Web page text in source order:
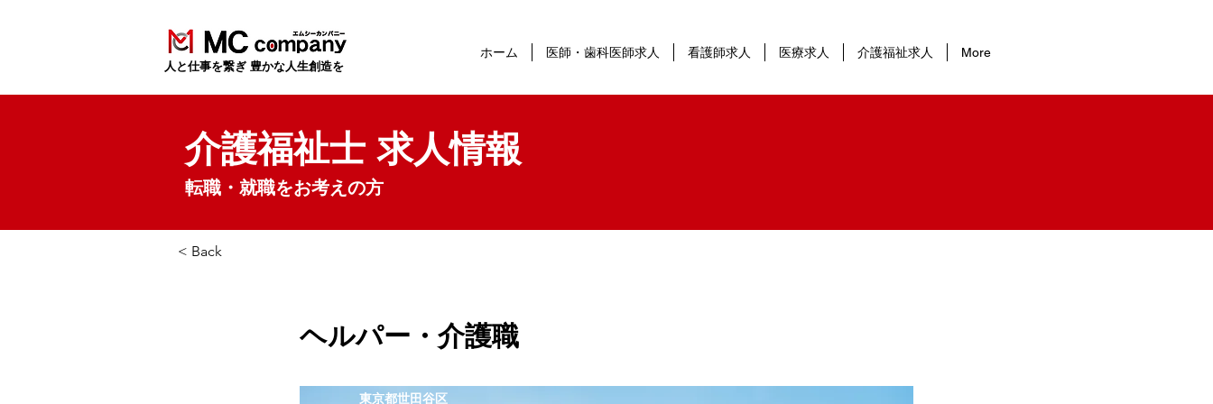
​人と仕事を繋ぎ 豊かな人生創造を
ホーム 医師・歯科医師求人 看護師求人 医療求人 介護福祉求人 More
介護福祉士 求人情報
転職・就職をお考えの方
< Back
ヘルパー・介護職
東京都世田谷区